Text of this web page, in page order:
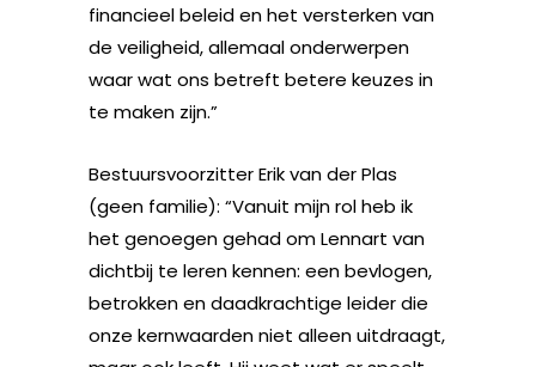
financieel beleid en het versterken van
de veiligheid, allemaal onderwerpen
waar wat ons betreft betere keuzes in
te maken zijn.”
Bestuursvoorzitter Erik van der Plas
(geen familie): “Vanuit mijn rol heb ik
het genoegen gehad om Lennart van
dichtbij te leren kennen: een bevlogen,
betrokken en daadkrachtige leider die
onze kernwaarden niet alleen uitdraagt,